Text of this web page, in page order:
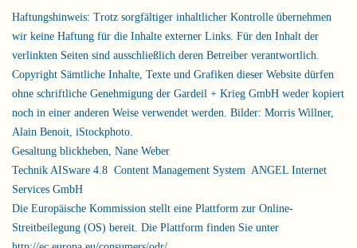
Haftungshinweis: Trotz sorgfältiger inhaltlicher Kontrolle übernehmen
wir keine Haftung für die Inhalte externer Links. Für den Inhalt der
verlinkten Seiten sind ausschließlich deren Betreiber verantwortlich.
Copyright Sämtliche Inhalte, Texte und Grafiken dieser Website dürfen
ohne schriftliche Genehmigung der Gardeil + Krieg GmbH weder kopiert
noch in einer anderen Weise verwendet werden. Bilder: Morris Willner,
Alain Benoit, iStockphoto.
Gesaltung blickheben, Nane Weber
Technik AISware 4.8 Content Management System ANGEL Internet
Services GmbH
Die Europäische Kommission stellt eine Plattform zur Online-
Streitbeilegung (OS) bereit. Die Plattform finden Sie unter